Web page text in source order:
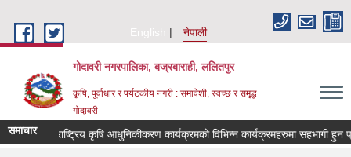
English
नेपाली
गोदावरी नगरपालिका, बज्रबाराही, ललितपुर
कृषि, पूर्वाधार र पर्यटकीय नगरी : समावेशी, स्वच्छ र समृद्ध
गोदावरी
समाचार राष्ट्रिय